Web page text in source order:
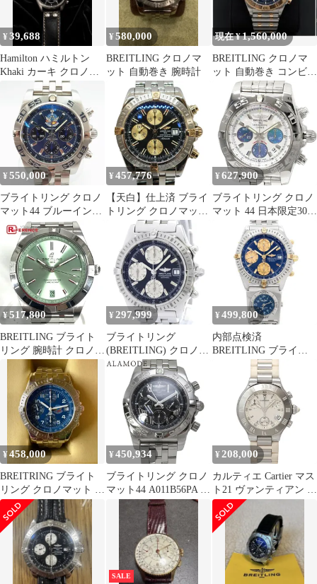
¥39,688
Hamilton ハミルトン
Khaki カーキ クロノ
H765520 クォーツ
¥580,000
BREITLING クロノマ
ット 自動巻き 腕時計
現在 ¥1,560,000
BREITLING クロノマ
ット 自動巻き コンビ
腕時計
¥550,000
ブライトリング クロノ
マット44 ブルーインパ
ルス AB0110
BREITLING
¥ 457,776
【天白】仕上済 ブライ
トリング クロノマット
エボリューション ビコ
ロ B13356 SS YG ブラ
ック メンズ 自動巻き
腕時計 男
¥ 627,900
ブライトリング クロノ
マット 44 日本限定300
本 AB01152A AB0110 メ
¥517,800
BREITLING ブライト
リング 腕時計 クロノマ
ット オートマチック 36
A10380 SS シルバー
¥ 297,999
ブライトリング
(BREITLING) クロノマ
ット ステンレススチー
ル 自動巻き メンズ 時
計 A13352 (外装仕上げ
済み)
¥ 499,800
内部点検済
BREITLING ブライト
リング クロノマット ビ
コロ UTCモジュール
B13352 A70172 クロノ
グラフ 100m防水 ネイ
ビー ゴールド SS ステ
ンレス YG イエローゴ
ールド コンビ メンズ
自動巻き クォーツ
¥458,000
BREITRING ブライト
リング クロノマット ブ
ルーインパルス 限定数
500
¥ 450,934
ブライトリング クロノ
マット44 A011B56PA SS
ブラック 自動巻き メン
ズ 41100099047【中
古】【アラモード】
¥ 208,000
カルティエ Cartier マス
ト21 ヴァンティアン ク
ロノスカフ W10197U2
クロノグラフ レディー
ス 腕時計 デイト クォ
ーツ Must 21 90335559
SALE